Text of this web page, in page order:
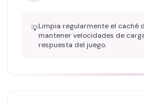
💡Limpia regularmente el caché
mantener velocidades de
respuesta del juego.